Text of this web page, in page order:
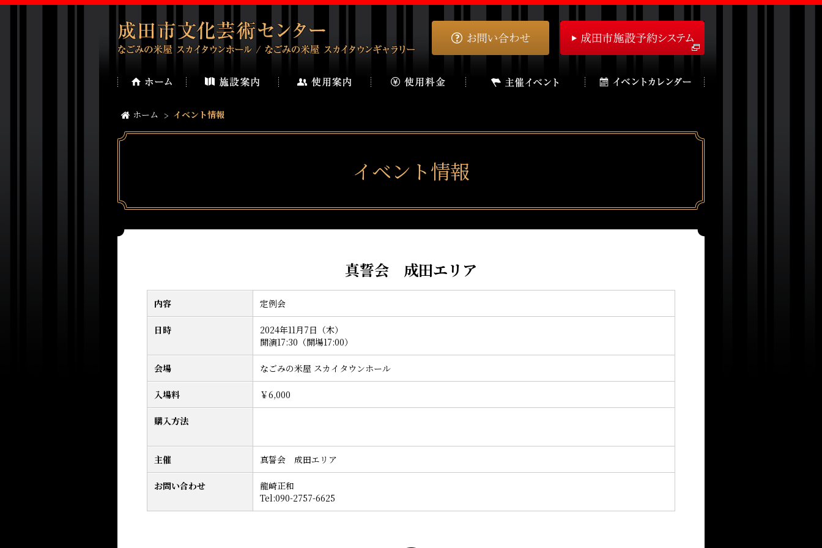
ホーム イベント情報
イベント情報
真誓会 成田エリア
内容 定例会
日時
2024年11月7日（木）
開演17:30（開場17:00）
会場 なごみの米屋 スカイタウンホール
入場料 ￥6,000
購入方法
主催 真誓会 成田エリア
お問い合わせ
龍崎正和
Tel:090-2757-6625